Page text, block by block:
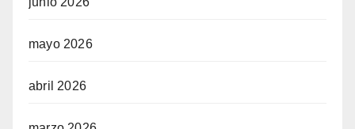
mayo 2026
abril 2026